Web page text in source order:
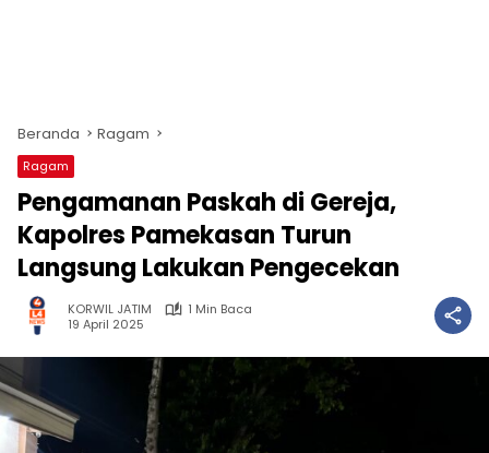
Beranda Ragam
Ragam
Pengamanan Paskah di Gereja,
Kapolres Pamekasan Turun
Langsung Lakukan Pengecekan
KORWIL JATIM
1 Min Baca
19 April 2025